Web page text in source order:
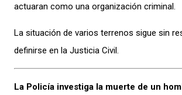
actuaran como una organización criminal.
La situación de varios terrenos sigue sin
definirse en la Justicia Civil.
La Policía investiga la muerte de un